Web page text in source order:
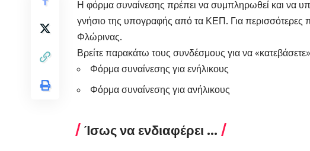
Η φόρμα συναίνεσης πρέπει να συμπληρωθεί και να
γνήσιο της υπογραφής από τα ΚΕΠ. Για περισσότερες
Φλώρινας.
Βρείτε παρακάτω τους συνδέσμους για να
Φόρμα συναίνεσης για ενήλικους
Φόρμα συναίνεσης για ανήλικους
Ίσως να ενδιαφέρει ...